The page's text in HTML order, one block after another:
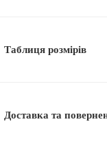
Таблиця розмірів
Доставка та